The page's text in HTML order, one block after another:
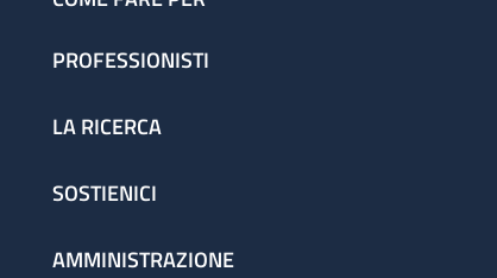
PROFESSIONISTI
LA RICERCA
SOSTIENICI
AMMINISTRAZIONE